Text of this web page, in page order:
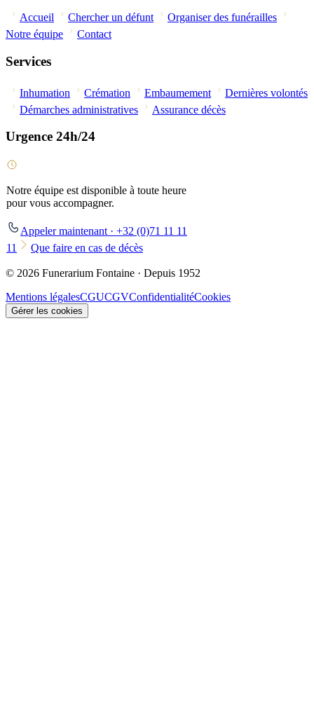
Accueil Chercher un défunt
Organiser des funérailles
Notre équipe
Contact
Services
Inhumation Crémation Embaumement
Dernières volontés
Démarches administratives
Assurance décès
Urgence 24h/24
Notre équipe est disponible à toute heure
pour vous accompagner.
Appeler maintenant · +32 (0)71 11 11
11
Que faire en cas de décès
© 2026 Funerarium Fontaine · Depuis 1952
Mentions légalesCGUCGVConfidentialitéCookies
Gérer les cookies